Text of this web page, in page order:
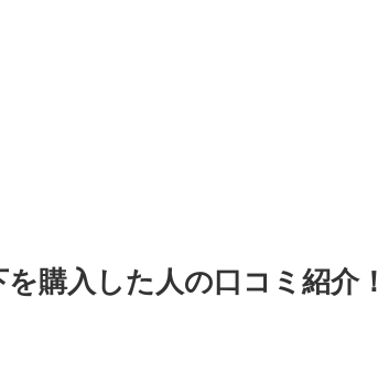
購入した人の口コミ紹介！